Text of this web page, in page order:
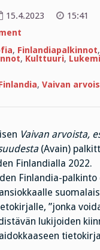
15.4.2023
15:41
on
vaivan
ja
arvoista?
, Finlandiapalkinnot,
, Kulttuuri,
, Vaivan
Vaivan arvoista,
(Avain)
Finlandialla 2022.
Finlandia-
”jonka
lukijoiden